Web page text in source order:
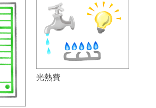
光熱費